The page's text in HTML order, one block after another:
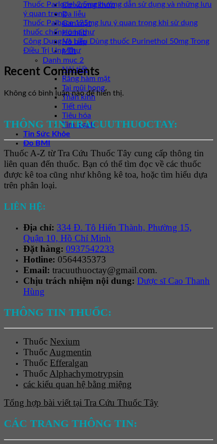
Cơ xương khớp
Da liễu
Gan mật
Hô hấp
Hô hấp
Mắt
Danh mục 2
Nội tiết
Răng hàm mặt
Tai mũi họng
Thần kinh
Tiết niệu
Tiêu hóa
Tim mạch
Tin Sức Khỏe
Đo BMI
Thuốc Parlodel 2.5mg hướng dẫn sử dụng và những lưu
ý quan trọng
Thuốc Palbace 125mg lưu ý quan trọng khi sử dụng
thuốc chống ung thư
Công Dụng Và Liều Dùng thuốc Purinethol 50mg Trong
Điều Trị Ung Thư
Recent Comments
Không có bình luận nào để hiển thị.
THÔNG TIN TRACUUTHUOCTAY:
Thuốc A-Z từ Tra Cứu Thuốc Tây cung cấp thông tin
liên quan đến thuốc. Bạn có thể tìm đọc về các thuốc
được kê toa cũng như không kê toa, hoặc tìm hiểu dựa
trên phân loại.
LIÊN HỆ:
Địa chỉ: 334 Đ. Tô Hiến Thành, Phường 15,
Quận 10, Hồ Chí Minh
Đặt hàng: 0937542233
Hotline: 0564435373
Email: tracuuthuoctay@gmail.com.
Chịu trách nhiệm nội dung: Dược sĩ Cao Thanh
Hùng
THÔNG TIN THUỐC:
Thuốc Nexium
ThuốcAugmentin
Thuốc Efferalgan
ThuốcAlphachymotrypsin
các kiểu quan hệ bằng miệng
Tổng hợp bài viết tại Tra Cứu Thuốc Tây
CÁC TRANG THÔNG TIN: